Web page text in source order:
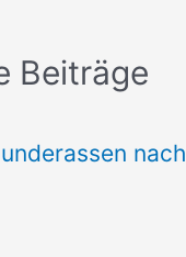
Beiträge
nach